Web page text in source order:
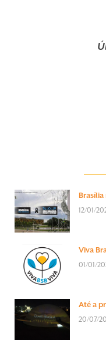
12/01/
Viva
01/01/
Até a
20/07/